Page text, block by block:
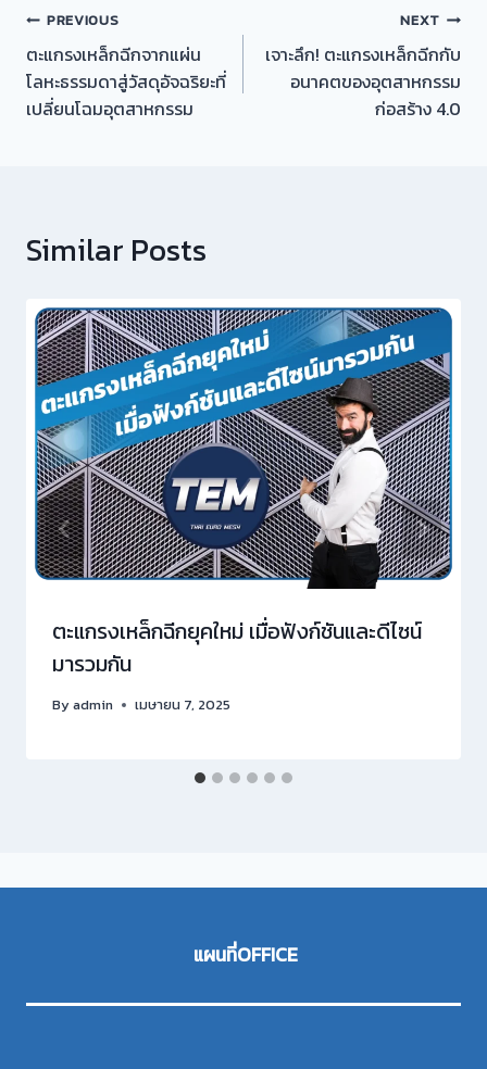
แนะแนว
เรื่อง
PREVIOUS
ตะแกรงเหล็กฉีกจากแผ่น
โลหะธรรมดาสู่วัสดุอัจฉริยะที่
เปลี่ยนโฉมอุตสาหกรรม
NEXT
เจาะลึก! ตะแกรงเหล็กฉีกกับ
อนาคตของอุตสาหกรรม
ก่อสร้าง 4.0
Similar Posts
ตะแกรงเหล็กฉีกยุคใหม่ เมื่อฟังก์ชันและดีไซน์
มารวมกัน
Byadmin เมษายน 7, 2025
แผนที่OFFICE